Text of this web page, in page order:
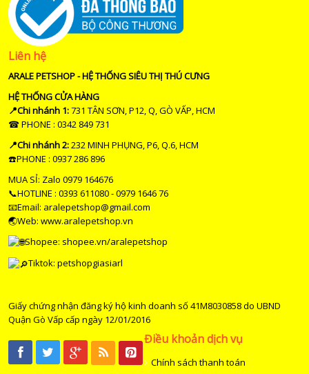
Liên hệ
ARALE PETSHOP - HỆ THỐNG SIÊU THỊ THÚ CƯNG
HỆ THỐNG CỬA HÀNG
📍Chi nhánh 1:731 TÂN SƠN, P12, Q, GÒ VẤP, HCM
☎ PHONE : 0342 849 731
📍Chi nhánh 2:232 MINH PHỤNG, P6, Q.6, HCM
☎️PHONE : 0937 286 896
MUA SỈ: Zalo 0979 164676
📞HOTLINE : 0393 611080 - 0979 1646 76
📧Email: aralepetshop@gmail.com
🌏Web: www.aralepetshop.vn
Shopee: shopee.vn/aralepetshop
Tiktok: petshopgiasiarl
Giấy chứng nhận đăng ký hộ kinh doanh số 41M8030858 do UBND
Quận Gò Vấp cấp ngày 12/01/2016
Điều khoản dịch vụ
Chính sách thanh toán